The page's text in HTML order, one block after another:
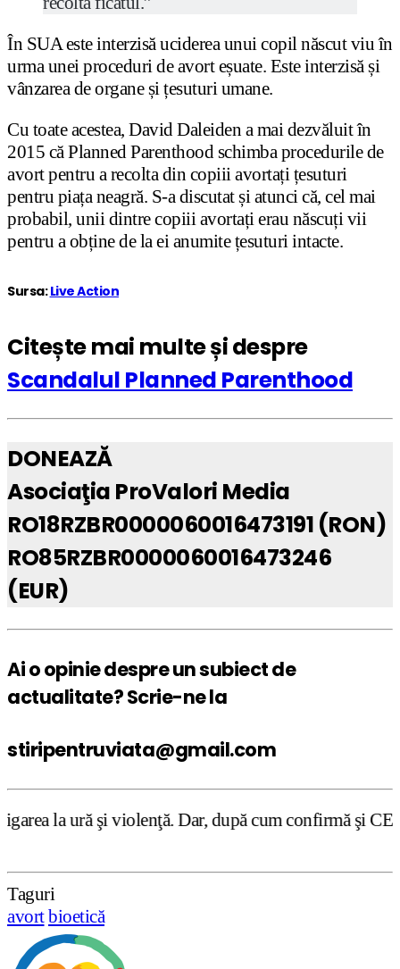
În SUA este interzisă uciderea unui copil născut viu în
urma unei proceduri de avort eșuate. Este interzisă și
vânzarea de organe și țesuturi umane.
Cu toate acestea, David Daleiden a mai dezvăluit în
2015 că Planned Parenthood schimba procedurile de
avort pentru a recolta din copiii avortați țesuturi
pentru piața neagră. S-a discutat și atunci că, cel mai
probabil, unii dintre copiii avortați erau născuți vii
pentru a obține de la ei anumite țesuturi intacte.
Sursa:Live Action
Citește mai multe și despre
Scandalul Planned Parenthood
DONEAZĂ
Asociaţia ProValori Media
RO18RZBR0000060016473191 (RON)
RO85RZBR0000060016473246
(EUR)
Ai o opinie despre un subiect de
actualitate? Scrie-ne la
stiripentruviata@gmail.com
violenţă. Dar, după cum confirmă şi CEDO în
Taguri
avortbioetică